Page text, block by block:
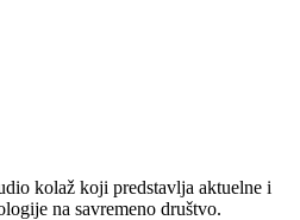
kolaž koji predstavlja aktuelne i
na savremeno društvo.